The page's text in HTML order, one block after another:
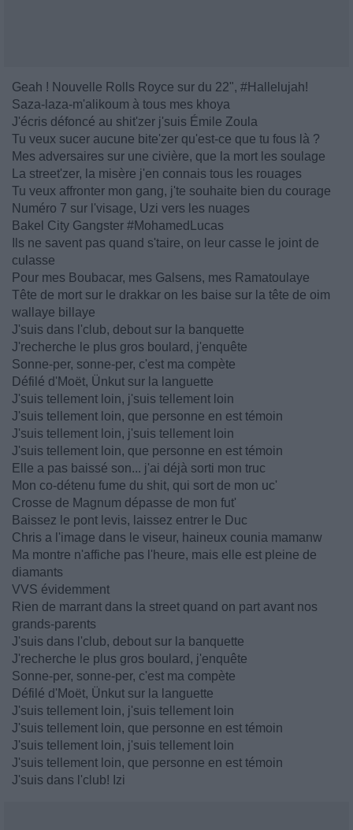
Geah ! Nouvelle Rolls Royce sur du 22", #Hallelujah!
Saza-laza-m'alikoum à tous mes khoya
J'écris défoncé au shit'zer j'suis Émile Zoula
Tu veux sucer aucune bite'zer qu'est-ce que tu fous là ?
Mes adversaires sur une civière, que la mort les soulage
La street'zer, la misère j'en connais tous les rouages
Tu veux affronter mon gang, j'te souhaite bien du courage
Numéro 7 sur l'visage, Uzi vers les nuages
Bakel City Gangster #MohamedLucas
Ils ne savent pas quand s'taire, on leur casse le joint de
culasse
Pour mes Boubacar, mes Galsens, mes Ramatoulaye
Tête de mort sur le drakkar on les baise sur la tête de oim
wallaye billaye
J'suis dans l'club, debout sur la banquette
J'recherche le plus gros boulard, j'enquête
Sonne-per, sonne-per, c'est ma compète
Défilé d'Moët, Ünkut sur la languette
J'suis tellement loin, j'suis tellement loin
J'suis tellement loin, que personne en est témoin
J'suis tellement loin, j'suis tellement loin
J'suis tellement loin, que personne en est témoin
Elle a pas baissé son... j'ai déjà sorti mon truc
Mon co-détenu fume du shit, qui sort de mon uc'
Crosse de Magnum dépasse de mon fut'
Baissez le pont levis, laissez entrer le Duc
Chris a l'image dans le viseur, haineux counia mamanw
Ma montre n'affiche pas l'heure, mais elle est pleine de
diamants
VVS évidemment
Rien de marrant dans la street quand on part avant nos
grands-parents
J'suis dans l'club, debout sur la banquette
J'recherche le plus gros boulard, j'enquête
Sonne-per, sonne-per, c'est ma compète
Défilé d'Moët, Ünkut sur la languette
J'suis tellement loin, j'suis tellement loin
J'suis tellement loin, que personne en est témoin
J'suis tellement loin, j'suis tellement loin
J'suis tellement loin, que personne en est témoin
J'suis dans l'club! Izi